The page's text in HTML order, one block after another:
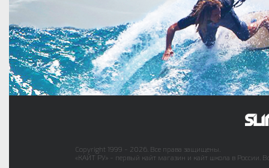
Copyright 1999 - 2026. Все права защищены.
«КАЙТ РУ» - первый кайт магазин и кайт школа в России.